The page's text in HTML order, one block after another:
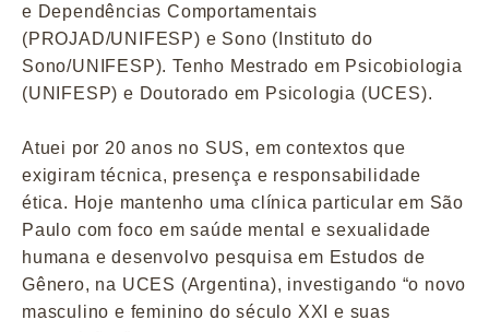
e Dependências Comportamentais
(PROJAD/UNIFESP) e Sono (Instituto do
Sono/UNIFESP). Tenho Mestrado em Psicobiologia
(UNIFESP) e Doutorado em Psicologia (UCES).
Atuei por 20 anos no SUS, em contextos que
exigiram técnica, presença e responsabilidade
ética. Hoje mantenho uma clínica particular em São
Paulo com foco em saúde mental e sexualidade
humana e desenvolvo pesquisa em Estudos de
Gênero, na UCES (Argentina), investigando “o novo
masculino e feminino do século XXI e suas